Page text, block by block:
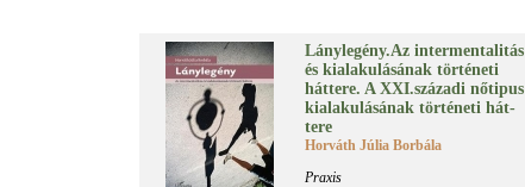
Lány­le­gény.Az in­ter­men­ta­li­tás
és ki­ala­ku­lá­sá­nak tör­té­ne­ti
hát­te­re. A XXI.​száza­di nő­ti­pus
ki­ala­ku­lá­sá­nak tör­té­ne­ti hát­
te­re
Horváth Júlia Borbála
Praxis